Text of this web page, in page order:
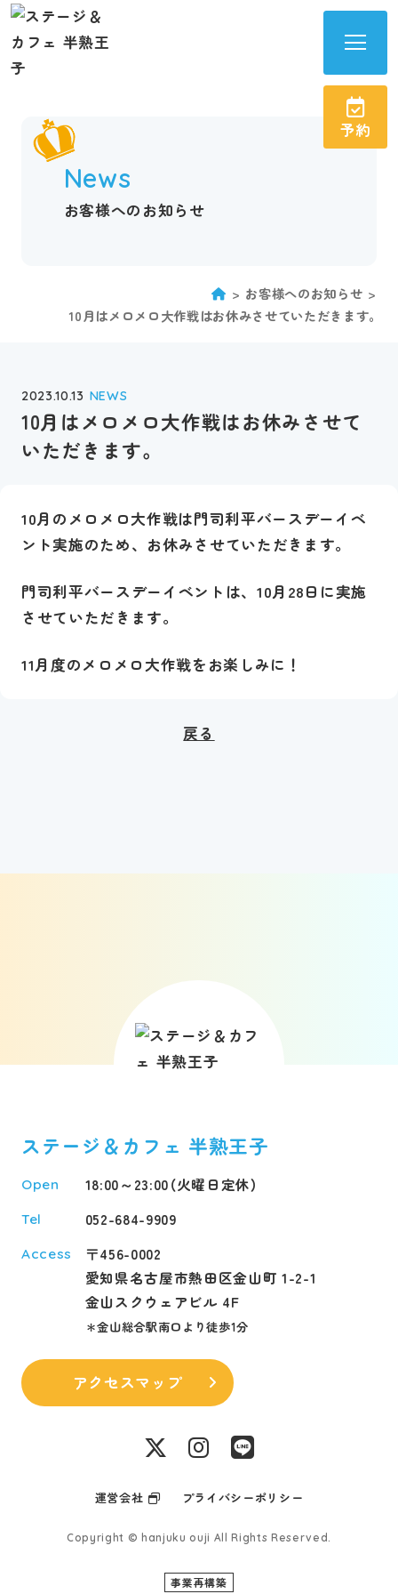
News
お客様へのお知らせ
お客様へのお知らせ
10月はメロメロ大作戦はお休みさせていただきます。
2023.10.13 NEWS
10月はメロメロ大作戦はお休みさせて
いただきます。
10月のメロメロ大作戦は門司利平バースデーイベ
ント実施のため、お休みさせていただきます。
門司利平バースデーイベントは、10月28日に実施
させていただきます。
11月度のメロメロ大作戦をお楽しみに！
戻る
ステージ＆カフェ 半熟王子
Open 18:00～23:00（火曜日定休）
Tel 052-684-9909
Access
〒456-0002
愛知県名古屋市熱田区金山町 1-2-1
金山スクウェアビル 4F
＊金山総合駅南口より徒歩1分
アクセスマップ
運営会社 プライバシーポリシー
Copyright © hanjuku ouji All Rights Reserved.
事業再構築
半
熟
王
子
ュ
ー
予約